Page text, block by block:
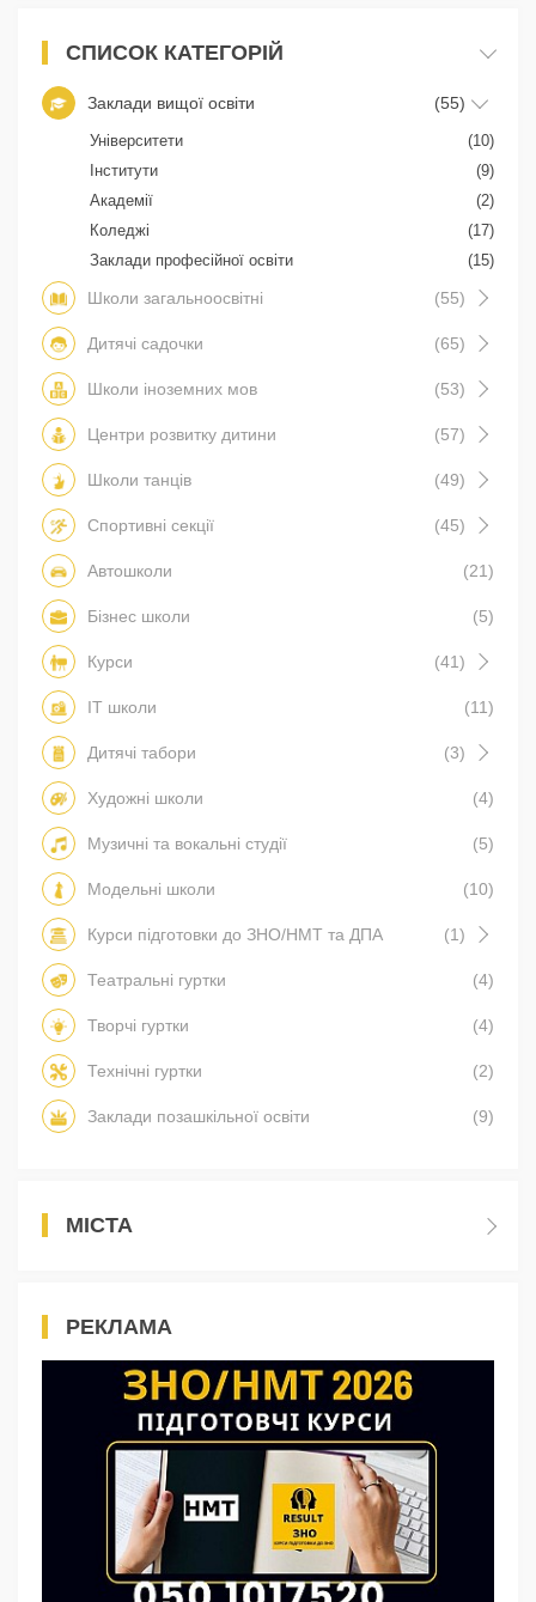
СПИСОК КАТЕГОРІЙ
Заклади вищої освіти (55)
Університети
(10)
Інститути
(9)
Академії
(2)
Коледжі
(17)
Заклади професійної освіти
(15)
Школи загальноосвітні (55)
Дитячі садочки (65)
Школи іноземних мов (53)
Центри розвитку дитини (57)
Школи танців (49)
Спортивні секції (45)
Автошколи (21)
Бізнес школи (5)
Курси (41)
IT школи (11)
Дитячі табори (3)
Художні школи (4)
Музичні та вокальні студії (5)
Модельні школи (10)
Курси підготовки до ЗНО/НМТ та ДПА (1)
Театральні гуртки (4)
Творчі гуртки (4)
Технічні гуртки (2)
Заклади позашкільної освіти (9)
МІСТА
РЕКЛАМА